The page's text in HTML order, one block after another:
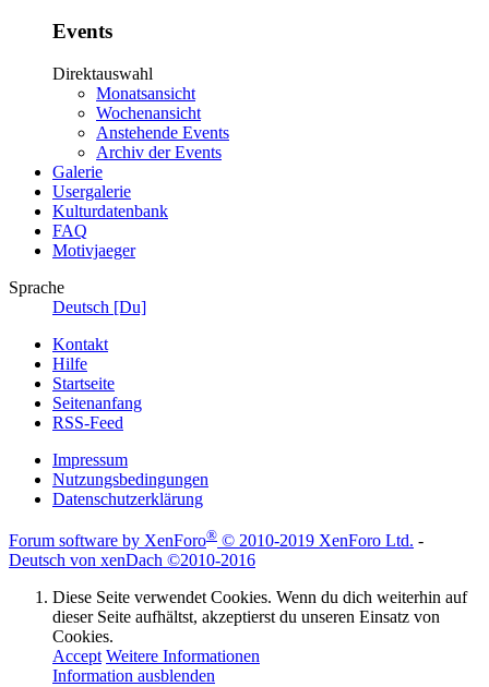
Events
Direktauswahl
Monatsansicht
Wochenansicht
Anstehende Events
Archiv der Events
Galerie
Usergalerie
Kulturdatenbank
FAQ
Motivjaeger
Sprache
Deutsch [Du]
Kontakt
Hilfe
Startseite
Seitenanfang
RSS-Feed
Impressum
Nutzungsbedingungen
Datenschutzerklärung
Forum software by XenForo® © 2010-2019 XenForo Ltd. -
Deutsch von xenDach ©2010-2016
Diese Seite verwendet Cookies. Wenn du dich weiterhin auf
dieser Seite aufhältst, akzeptierst du unseren Einsatz von
Cookies.
Accept Weitere Informationen
Information ausblenden